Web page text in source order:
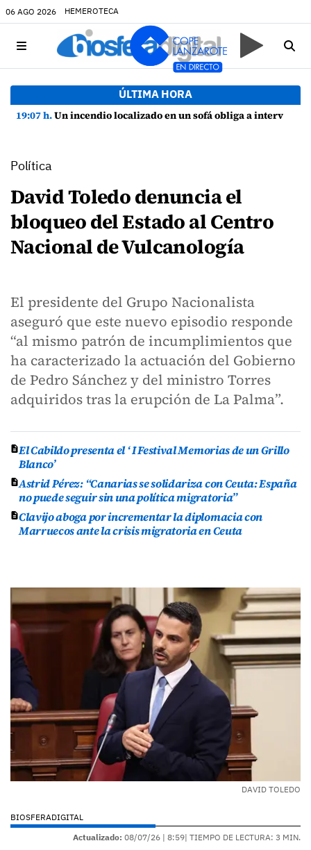
06 AGO 2026 HEMEROTECA
ÚLTIMA HORA
19:07 h.Un incendio localizado en un sofá obliga a intervenir en una vivienda de Playa Honda
Política
David Toledo denuncia el
bloqueo del Estado al Centro
Nacional de Vulcanología
El presidente del Grupo Nacionalista
aseguró que este nuevo episodio responde
“al mismo patrón de incumplimientos que
ha caracterizado la actuación del Gobierno
de Pedro Sánchez y del ministro Torres
adquiridos tras la erupción de La Palma”.
El Cabildo presenta el ‘ I Festival Memorias de un Grillo
Blanco’
Astrid Pérez: “Canarias se solidariza con Ceuta: España
no puede seguir sin una política migratoria”
Clavijo aboga por incrementar la diplomacia con
Marruecos ante la crisis migratoria en Ceuta
DAVID TOLEDO
BIOSFERADIGITAL
Actualizado: 08/07/26 | 8:59| TIEMPO DE LECTURA: 3 MIN.